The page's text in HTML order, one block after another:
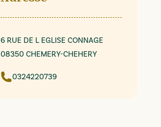
6 RUE DE L EGLISE CONNAGE
08350 CHEMERY-CHEHERY
0324220739